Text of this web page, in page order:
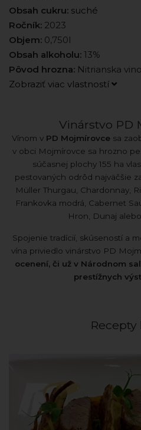
Obsah cukru: suché
Ročník: 2023
Objem: 0,750l
Obsah alkoholu: 13%
Pôvod hrozna: Nitrianska
Zobraziť viac vlastností
Vinárstvo PD
Vínom v PD Mojmírovce sa
v obci Mojmírovce sa hrozno
súčasnej plochy 155 ha
pestovaných odrôd najväčšie
Müller Thurgau, Chardonnay,
Frankovka modrá, Cabernet
Hron, Dunaj
Spojenie tradícií, skúseností a
vína priviedlo vinárstvo PD
ocenení, či už v Národnom
prestížnych
Recepty